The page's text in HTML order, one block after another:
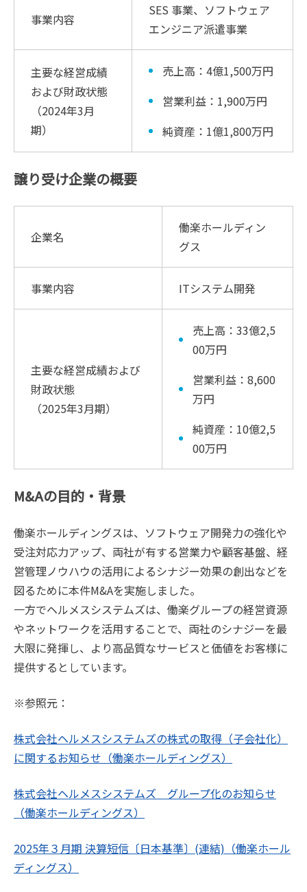
事業内容
SES 事業、ソフトウェア
エンジニア派遣事業
主要な経営成績
および財政状態
（2024年3月
期）
売上高：4億1,500万円
営業利益：1,900万円
純資産：1億1,800万円
譲り受け企業の概要
企業名
働楽ホールディン
グス
事業内容 ITシステム開発
主要な経営成績および
財政状態
（2025年3月期）
売上高：33億2,5
00万円
営業利益：8,600
万円
純資産：10億2,5
00万円
M&Aの目的・背景
働楽ホールディングスは、ソフトウェア開発力の強化や
受注対応力アップ、両社が有する営業力や顧客基盤、経
営管理ノウハウの活用によるシナジー効果の創出などを
図るために本件M&Aを実施しました。
一方でヘルメスシステムズは、働楽グループの経営資源
やネットワークを活用することで、両社のシナジーを最
大限に発揮し、より高品質なサービスと価値をお客様に
提供するとしています。
※参照元：
株式会社ヘルメスシステムズの株式の取得（子会社化）
に関するお知らせ（働楽ホールディングス）
株式会社ヘルメスシステムズ グループ化のお知らせ
（働楽ホールディングス）
2025年３月期 決算短信〔日本基準〕(連結)（働楽ホール
ディングス）